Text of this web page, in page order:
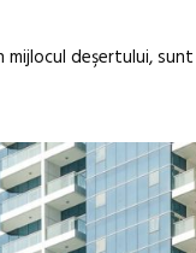
mijlocul deşertului,